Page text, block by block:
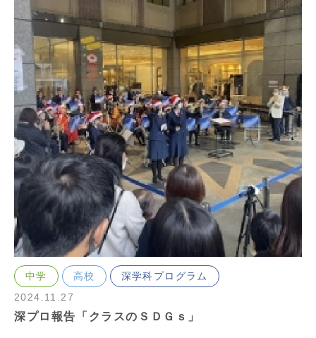
中学 高校
深学科プログラム
2024.11.27
深プロ報告「クラスのＳＤＧｓ」